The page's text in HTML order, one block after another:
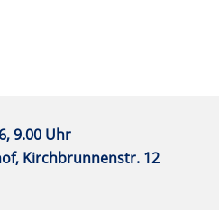
9.00 Uhr
Kirchbrunnenstr. 12